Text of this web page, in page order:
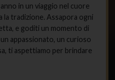
in un viaggio nel cuore
la tradizione. Assapora ogni
e goditi un momento di
appassionato, un curioso
ti aspettiamo per brindare